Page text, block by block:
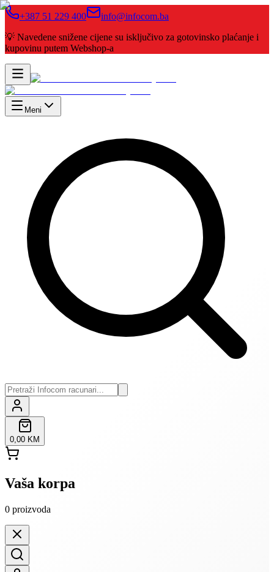
+387 51 229 400
info@infocom.ba
💡 Navedene snižene cijene su isključivo za gotovinsko plaćanje i
kupovinu putem Webshop-a
Meni
0,00 KM
Vaša korpa
0 proizvoda